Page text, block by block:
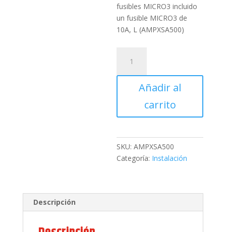
fusibles MICRO3 incluido
un fusible MICRO3 de
10A, L (AMPXSA500)
Grifo
para
fusibles
MICRO3
de
cantidad
Añadir al
carrito
SKU:AMPXSA500
Categoría: Instalación
Descripción